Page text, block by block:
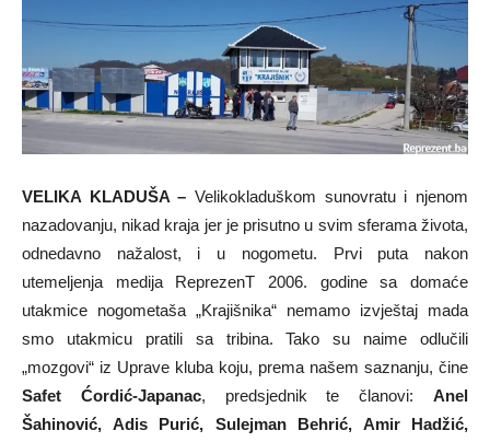
VELIKA KLADUŠA – Velikokladuškom sunovratu i njenom
nazadovanju, nikad kraja jer je prisutno u svim sferama života,
odnedavno nažalost, i u nogometu. Prvi puta nakon
utemeljenja medija ReprezenT 2006. godine sa domaće
utakmice nogometaša „Krajišnika“ nemamo izvještaj mada
smo utakmicu pratili sa tribina. Tako su naime odlučili
„mozgovi“ iz Uprave kluba koju, prema našem saznanju, čine
Safet Ćordić-Japanac, predsjednik te članovi:Anel
Šahinović, Adis Purić, Sulejman Behrić, Amir Hadžić,